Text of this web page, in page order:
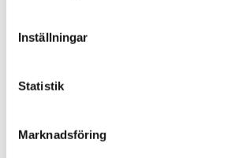
Inställningar
Statistik
Marknadsföring
Mer om mig